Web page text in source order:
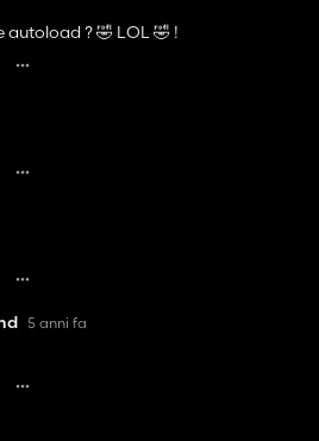
? 🤣 LOL 🤣 !
5 anni fa